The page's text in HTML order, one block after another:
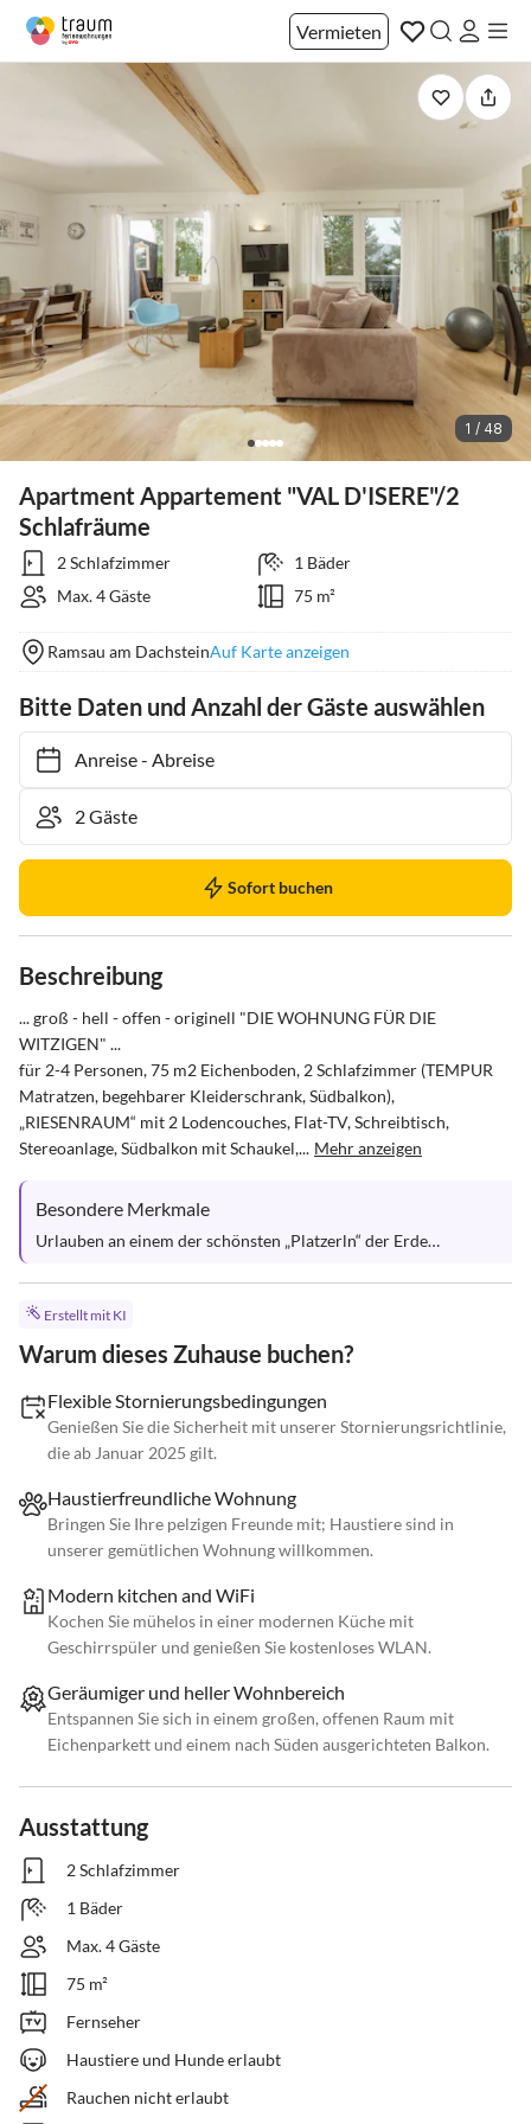
Vermieten
1 / 48
Apartment Appartement "VAL D'ISERE"/2
Schlafräume
2 Schlafzimmer
1 Bäder
Max. 4 Gäste
75 m²
Ramsau am DachsteinAuf Karte anzeigen
Bitte Daten und Anzahl der Gäste auswählen
Anreise- Abreise
Sofort buchen
Beschreibung
... groß - hell - offen - originell "DIE WOHNUNG FÜR DIE
WITZIGEN" ...
für 2-4 Personen, 75 m2 Eichenboden, 2 Schlafzimmer (TEMPUR
Matratzen, begehbarer Kleiderschrank, Südbalkon),
„RIESENRAUM“ mit 2 Lodencouches, Flat-TV, Schreibtisch,
Stereoanlage, Südbalkon mit Schaukel,... Mehr anzeigen
Besondere Merkmale
Urlauben an einem der schönsten „Platzerln“ der Erde…
Erstellt mit KI
Warum dieses Zuhause buchen?
Flexible Stornierungsbedingungen
Genießen Sie die Sicherheit mit unserer Stornierungsrichtlinie,
die ab Januar 2025 gilt.
Haustierfreundliche Wohnung
Bringen Sie Ihre pelzigen Freunde mit; Haustiere sind in
unserer gemütlichen Wohnung willkommen.
Modern kitchen and WiFi
Kochen Sie mühelos in einer modernen Küche mit
Geschirrspüler und genießen Sie kostenloses WLAN.
Geräumiger und heller Wohnbereich
Entspannen Sie sich in einem großen, offenen Raum mit
Eichenparkett und einem nach Süden ausgerichteten Balkon.
Ausstattung
2 Schlafzimmer
1 Bäder
Max. 4 Gäste
75 m²
Fernseher
Haustiere und Hunde erlaubt
Rauchen nicht erlaubt